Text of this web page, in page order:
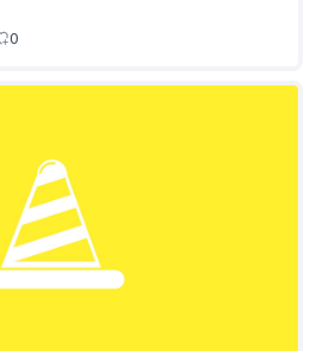
0